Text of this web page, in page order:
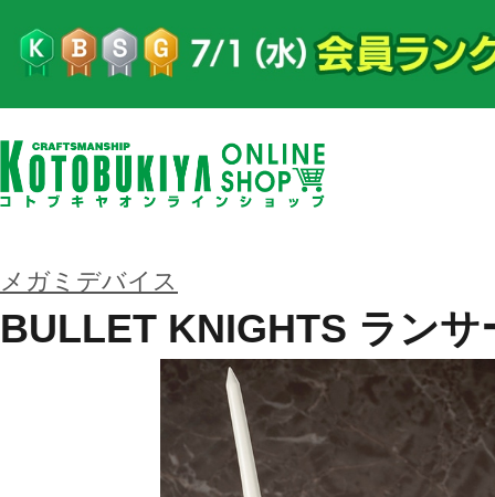
メガミデバイス
BULLET KNIGHTS ランサ